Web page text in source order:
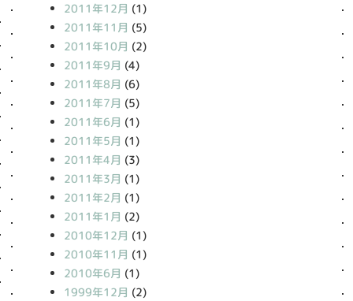
2011年12月 (1)
2011年11月 (5)
2011年10月 (2)
2011年9月 (4)
2011年8月 (6)
2011年7月 (5)
2011年6月 (1)
2011年5月 (1)
2011年4月 (3)
2011年3月 (1)
2011年2月 (1)
2011年1月 (2)
2010年12月 (1)
2010年11月 (1)
2010年6月 (1)
1999年12月 (2)